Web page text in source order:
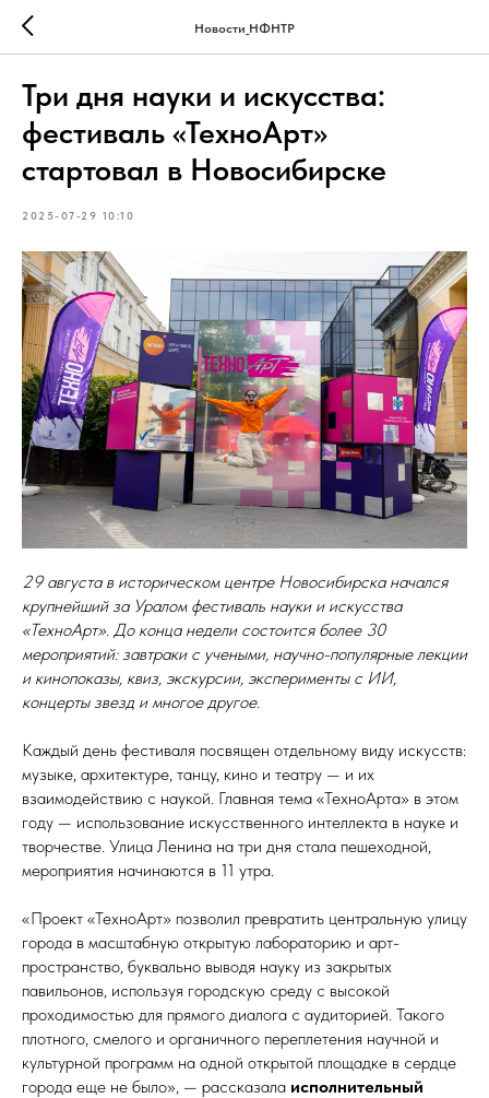
Новости_НФНТР
Три дня науки и искусства:
фестиваль «ТехноАрт»
стартовал в Новосибирске
2025-07-29 10:10
29 августа в историческом центре Новосибирска начался
крупнейший за Уралом фестиваль науки и искусства
«ТехноАрт». До конца недели состоится более 30
мероприятий: завтраки с учеными, научно-популярные лекции
и кинопоказы, квиз, экскурсии, эксперименты с ИИ,
концерты звезд и многое другое.
Каждый день фестиваля посвящен отдельному виду искусств:
музыке, архитектуре, танцу, кино и театру — и их
взаимодействию с наукой. Главная тема «ТехноАрта» в этом
году — использование искусственного интеллекта в науке и
творчестве. Улица Ленина на три дня стала пешеходной,
мероприятия начинаются в 11 утра.
«Проект «ТехноАрт» позволил превратить центральную улицу
города в масштабную открытую лабораторию и арт-
пространство, буквально выводя науку из закрытых
павильонов, используя городскую среду с высокой
проходимостью для прямого диалога с аудиторией. Такого
плотного, смелого и органичного переплетения научной и
культурной программ на одной открытой площадке в сердце
города еще не было», — рассказала исполнительный